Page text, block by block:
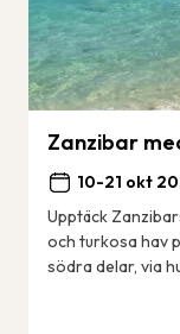
Zanzibar
10-21 okt
Upptäck
och turkosa hav
södra delar, via